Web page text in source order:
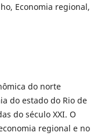
Economia regional,
do norte
do estado do Rio de
do século XXI. O
regional e no